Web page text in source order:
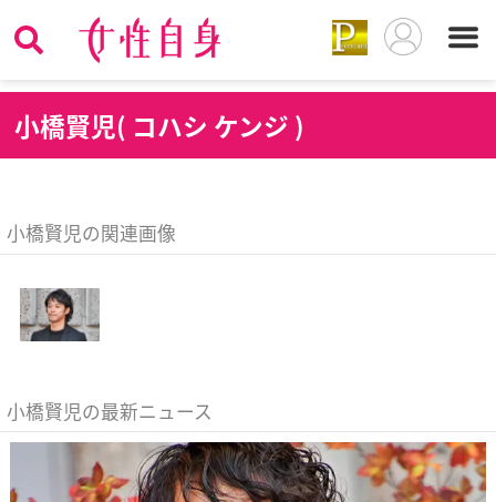
小橋賢児( コハシ ケンジ )
小橋賢児の関連画像
小橋賢児の最新ニュース